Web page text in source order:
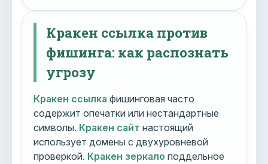
Кракен ссылка против
фишинга: как распознать
угрозу
Кракен ссылка фишинговая часто
содержит опечатки или нестандартные
символы. Кракен сайт настоящий
использует домены с двухуровневой
проверкой. Кракен зеркало поддельное